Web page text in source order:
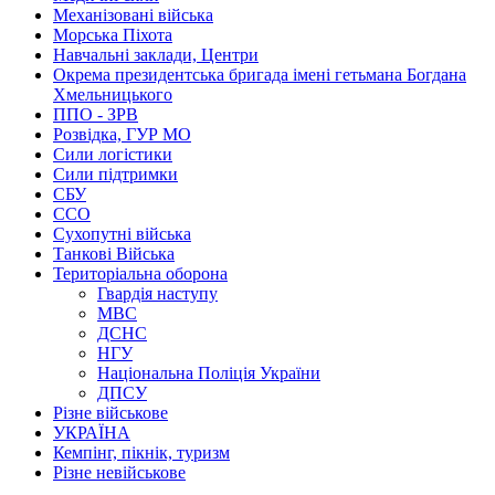
Механізовані війська
Морська Піхота
Навчальні заклади, Центри
Окрема президентська бригада імені гетьмана Богдана
Хмельницького
ППО - ЗРВ
Розвідка, ГУР МО
Сили логістики
Сили підтримки
СБУ
ССО
Сухопутні війська
Танкові Війська
Територіальна оборона
Гвардія наступу
МВС
ДСНС
НГУ
Національна Поліція України
ДПСУ
Різне військове
УКРАЇНА
Кемпінг, пікнік, туризм
Різне невійськове